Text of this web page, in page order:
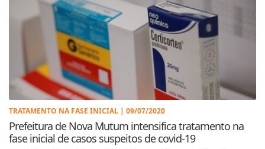
TRATAMENTO NA FASE INICIAL | 09/07/2020
Prefeitura de Nova Mutum intensifica tratamento na
fase inicial de casos suspeitos de covid-19